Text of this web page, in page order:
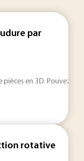
par
en 3D. Pouvez-
rotative